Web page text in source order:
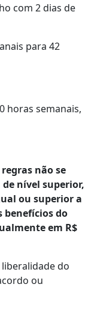
com 2 dias de
para 42
horas semanais,
não se
nível superior,
ou superior a
benefícios do
em R$
do
ou